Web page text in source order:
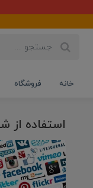
خانه فروشگاه
استفاده از